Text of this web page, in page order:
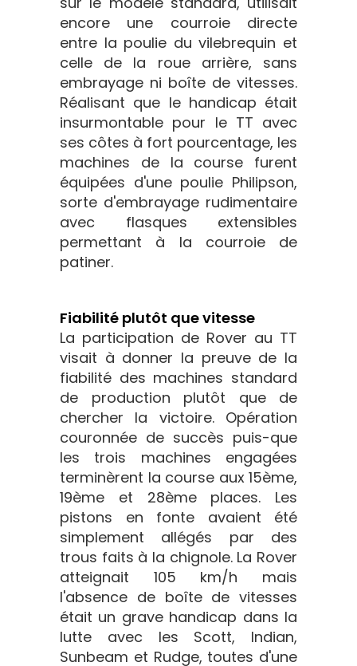
encore une courroie directe
entre la poulie du vilebrequin et
celle de la roue arrière, sans
embrayage ni boîte de vitesses.
Réalisant que le handicap était
insurmontable pour le TT avec
ses côtes à fort pourcentage, les
machines de la course furent
équipées d'une poulie Philipson,
sorte d'embrayage rudimentaire
avec flasques extensibles
permettant à la courroie de
patiner.
Fiabilité plutôt que vitesse
La participation de Rover au TT
visait à donner la preuve de la
fiabilité des machines standard
de production plutôt que de
chercher la victoire. Opération
couronnée de succès puis-que
les trois machines engagées
terminèrent la course aux 15ème,
19ème et 28ème places. Les
pistons en fonte avaient été
simplement allégés par des
trous faits à la chignole. La Rover
atteignait 105 km/h mais
l'absence de boîte de vitesses
était un grave handicap dans la
lutte avec les Scott, Indian,
Sunbeam et Rudge, toutes d'une